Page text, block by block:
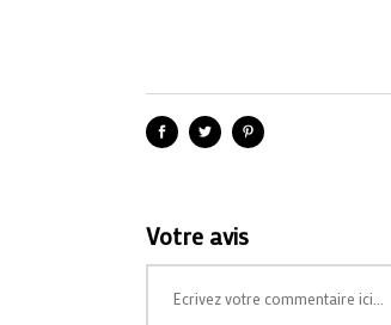
Votre avis